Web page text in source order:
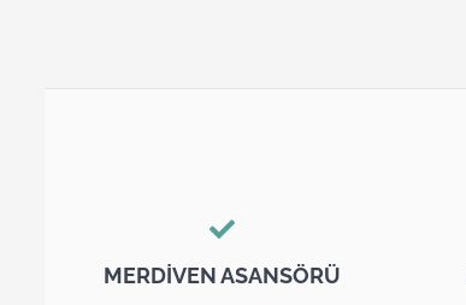
MERDİVEN ASANSÖRÜ